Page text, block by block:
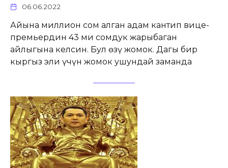
06.06.2022
Айына миллион сом алган адам кантип вице-
премьердин 43 миң сомдук жарыбаган
айлыгына келсин. Бул өзү жомок. Дагы бир
кыргыз эли үчүн жомок ушундай заманда